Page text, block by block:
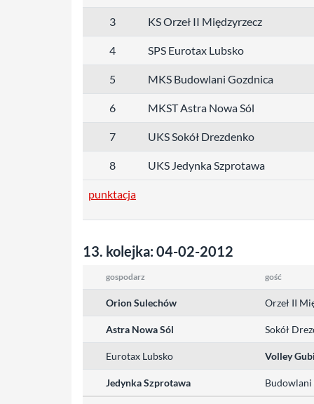
3 KS Orzeł II Międzyrzecz
4 SPS Eurotax Lubsko
5 MKS Budowlani Gozdnica
6 MKST Astra Nowa Sól
7 UKS Sokół Drezdenko
8 UKS Jedynka Szprotawa
punktacja
13. kolejka: 04-02-2012
gospodarz gość
Orion Sulechów Orzeł II
Astra Nowa Sól Sokół
Eurotax Lubsko Volley
Jedynka Szprotawa Budowlani